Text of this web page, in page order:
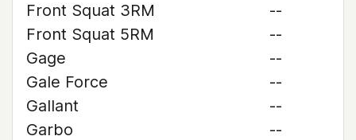
Front Squat 3RM
--
Front Squat 5RM
--
Gage
--
Gale Force
--
Gallant
--
Garbo
--